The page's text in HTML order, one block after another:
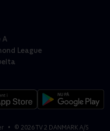
A
League
© 2026TV 2 DANMARK A/S